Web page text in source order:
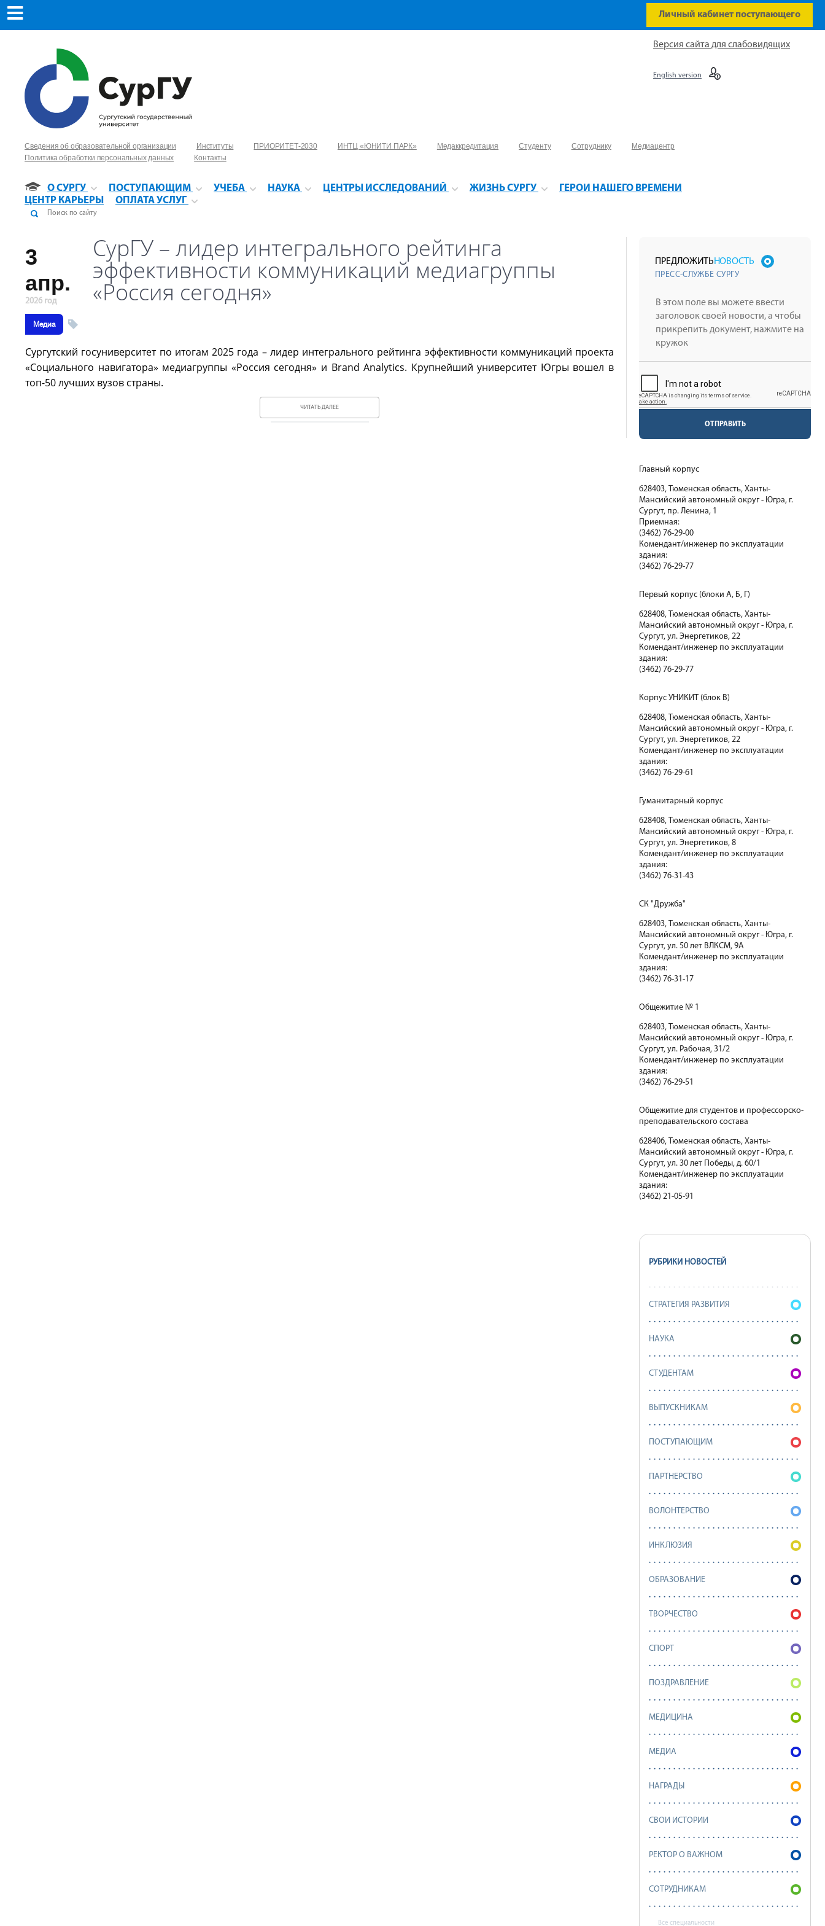
Личный кабинет поступающего
Сведения об образовательной организации Институты ПРИОРИТЕТ-2030 ИНТЦ «ЮНИТИ ПАРК» Медаккредитация Студенту Сотруднику
Медиацентр
Политика обработки персональных данных
Контакты
О СУРГУ ПОСТУПАЮЩИМ УЧЕБА НАУКА ЦЕНТРЫ ИССЛЕДОВАНИЙ ЖИЗНЬ СУРГУ
ГЕРОИ НАШЕГО ВРЕМЕНИ
ЦЕНТР КАРЬЕРЫ
ОПЛАТА УСЛУГ
Версия сайта для слабовидящих
English version
3
апр.
2026 год
СурГУ – лидер интегрального рейтинга
эффективности коммуникаций медиагруппы
«Россия сегодня»
Медиа
Сургутский госуниверситет по итогам 2025 года – лидер интегрального рейтинга эффективности коммуникаций проекта
«Социального навигатора» медиагруппы «Россия сегодня» и Brand Analytics. Крупнейший университет Югры вошел в
топ-50 лучших вузов страны.
ЧИТАТЬ ДАЛЕЕ
ПРЕДЛОЖИТЬНОВОСТЬ
ПРЕСС-СЛУЖБЕ СУРГУ
ОТПРАВИТЬ
Главный корпус
628403, Тюменская область, Ханты-
Мансийский автономный округ - Югра, г.
Сургут, пр. Ленина, 1
Приемная:
(3462) 76-29-00
Комендант/инженер по эксплуатации
здания:
(3462) 76-29-77
Первый корпус (блоки А, Б, Г)
628408, Тюменская область, Ханты-
Мансийский автономный округ - Югра, г.
Сургут, ул. Энергетиков, 22
Комендант/инженер по эксплуатации
здания:
(3462) 76-29-77
Корпус УНИКИТ (блок В)
628408, Тюменская область, Ханты-
Мансийский автономный округ - Югра, г.
Сургут, ул. Энергетиков, 22
Комендант/инженер по эксплуатации
здания:
(3462) 76-29-61
Гуманитарный корпус
628408, Тюменская область, Ханты-
Мансийский автономный округ - Югра, г.
Сургут, ул. Энергетиков, 8
Комендант/инженер по эксплуатации
здания:
(3462) 76-31-43
СК "Дружба"
628403, Тюменская область, Ханты-
Мансийский автономный округ - Югра, г.
Сургут, ул. 50 лет ВЛКСМ, 9А
Комендант/инженер по эксплуатации
здания:
(3462) 76-31-17
Общежитие № 1
628403, Тюменская область, Ханты-
Мансийский автономный округ - Югра, г.
Сургут, ул. Рабочая, 31/2
Комендант/инженер по эксплуатации
здания:
(3462) 76-29-51
Общежитие для студентов и профессорско-
преподавательского состава
628406, Тюменская область, Ханты-
Мансийский автономный округ - Югра, г.
Сургут, ул. 30 лет Победы, д. 60/1
Комендант/инженер по эксплуатации
здания:
(3462) 21-05-91
РУБРИКИ НОВОСТЕЙ
СТРАТЕГИЯ РАЗВИТИЯ
НАУКА
СТУДЕНТАМ
ВЫПУСКНИКАМ
ПОСТУПАЮЩИМ
ПАРТНЕРСТВО
ВОЛОНТЕРСТВО
ИНКЛЮЗИЯ
ОБРАЗОВАНИЕ
ТВОРЧЕСТВО
СПОРТ
ПОЗДРАВЛЕНИЕ
МЕДИЦИНА
МЕДИА
НАГРАДЫ
СВОИ ИСТОРИИ
РЕКТОР О ВАЖНОМ
СОТРУДНИКАМ
Все специальности